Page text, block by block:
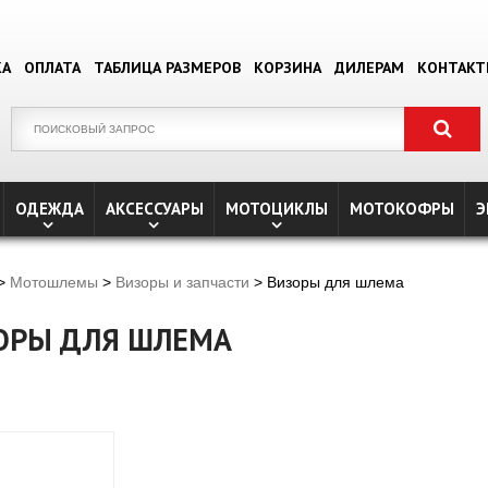
ОПЛАТА ТАБЛИЦА РАЗМЕРОВ КОРЗИНА ДИЛЕРАМ
ОДЕЖДА АКСЕССУАРЫ МОТОЦИКЛЫ МОТОКОФРЫ
Мотошлемы > Визоры и запчасти > Визоры для шлема
ДЛЯ ШЛЕМА